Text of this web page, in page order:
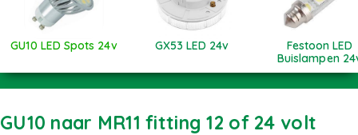
GU10 LED Spots 24v GX53 LED 24v
Festoon LED
Buislampen
GU10 naar MR11 fitting 12 of 24 volt